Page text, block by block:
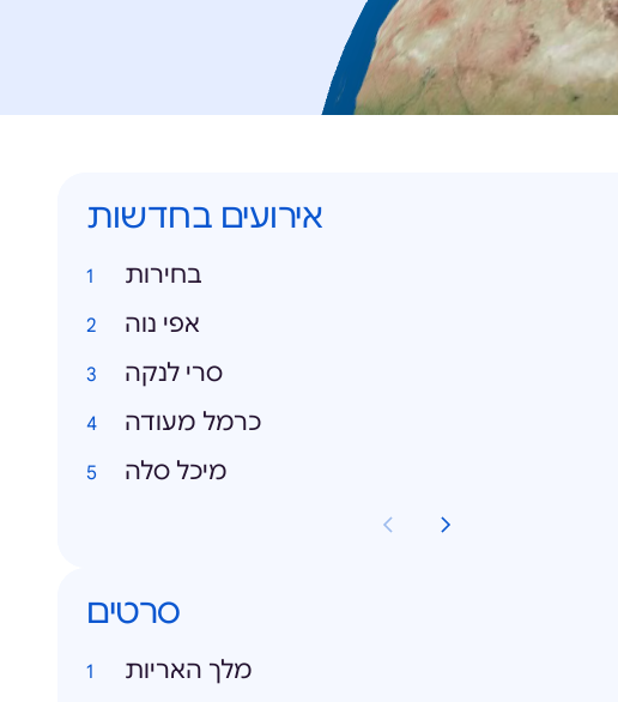
אירועים בחדשות
בחירות
אפי נוה
סרי לנקה
כרמל מעודה
מיכל סלה
סרטים
מלך האריות